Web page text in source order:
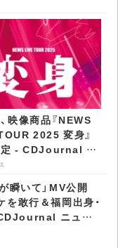
映像商品『NEWS
2025 変身』
- CDJournal ニ
瞬いて」MV公開
敢行＆福岡出身・
ニュー